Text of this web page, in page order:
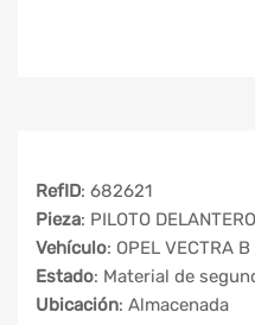
RefID: 682621
Pieza: PILOTO
Vehículo: OPEL VECTRA
Estado: Material de
Ubicación: Almacenada